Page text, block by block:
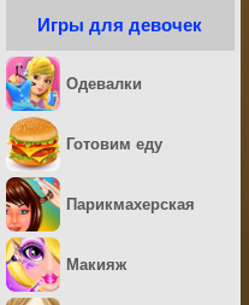
Игры для девочек
Одевалки
Готовим еду
Парикмахерская
Макияж